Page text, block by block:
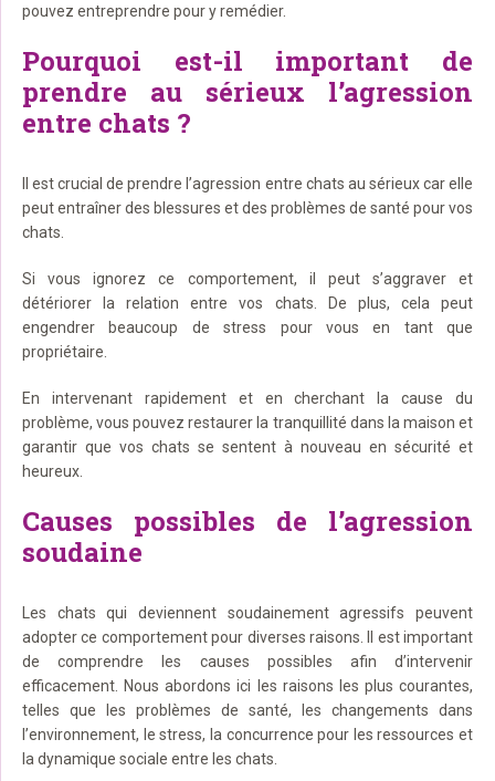
pouvez entreprendre pour y remédier.
Pourquoi est-il important de
prendre au sérieux l’agression
entre chats ?
Il est crucial de prendre l’agression entre chats au sérieux car elle
peut entraîner des blessures et des problèmes de santé pour vos
chats.
Si vous ignorez ce comportement, il peut s’aggraver et
détériorer la relation entre vos chats. De plus, cela peut
engendrer beaucoup de stress pour vous en tant que
propriétaire.
En intervenant rapidement et en cherchant la cause du
problème, vous pouvez restaurer la tranquillité dans la maison et
garantir que vos chats se sentent à nouveau en sécurité et
heureux.
Causes possibles de l’agression
soudaine
Les chats qui deviennent soudainement agressifs peuvent
adopter ce comportement pour diverses raisons. Il est important
de comprendre les causes possibles afin d’intervenir
efficacement. Nous abordons ici les raisons les plus courantes,
telles que les problèmes de santé, les changements dans
l’environnement, le stress, la concurrence pour les ressources et
la dynamique sociale entre les chats.